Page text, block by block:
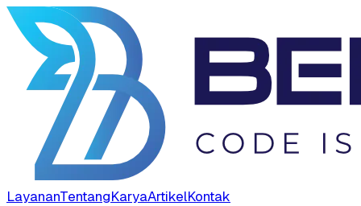
LayananTentangKaryaArtikelKontak